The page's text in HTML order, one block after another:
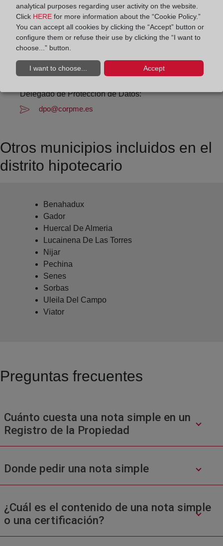
950 26 20 33
almeria3@registrodelapropiedad.org
Datos del Registrador:
Juan Guillermo González-Meneses García-
Delegado de Protección de Datos:
dpo@corpme.es
Otros municipios incluidos en el
distrito hipotecario
Benahadux
Gador
Huercal De Almeria
Lucainena De Las Torres
Nijar
Pechina
Senes
Sorbas
Uleila Del Campo
Viator
Preguntas frecuentes
Cuánto cuesta una nota simple en un
Registro de la Propiedad
Donde pedir una nota simple
¿Cuál es el contenido de una nota simple
o una certificación?
analytical purposes regarding user activity on the website.
Click HERE for more information about the “Cookie Policy.”
You can accept all cookies by clicking the “Accept” button or
configure them or refuse their use by clicking the “I want to
choose...” button.
I want to choose... Accept